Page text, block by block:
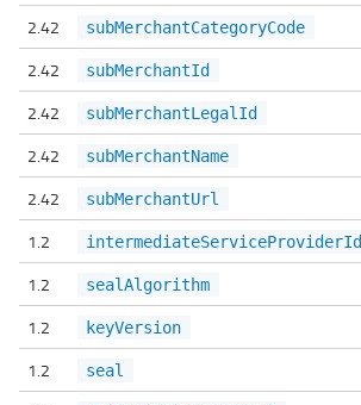
2.42 subMerchantCategoryCode
2.42
subMerchantId
2.42
subMerchantLegalId
2.42
subMerchantName
2.42
subMerchantUrl
1.2
intermediateServiceProviderId
1.2
sealAlgorithm
1.2
keyVersion
1.2
seal